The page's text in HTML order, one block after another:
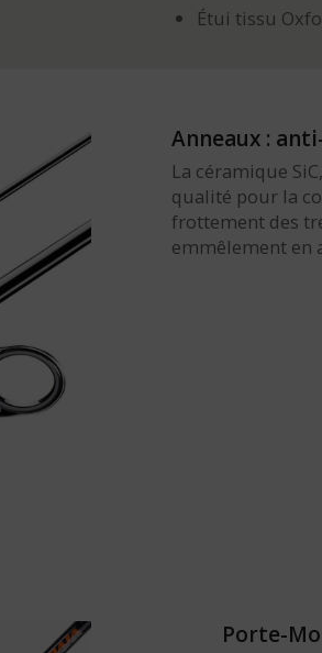
Étui tissu
Anneaux :
La céramique
qualité pour la
frottement des
emmêlement en
Porte-